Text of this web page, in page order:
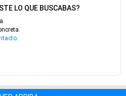
LO QUE BUSCABAS?
.